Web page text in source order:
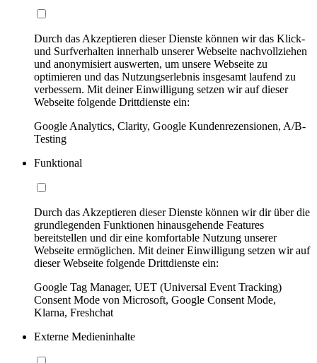
Durch das Akzeptieren dieser Dienste können wir das Klick-
und Surfverhalten innerhalb unserer Webseite nachvollziehen
und anonymisiert auswerten, um unsere Webseite zu
optimieren und das Nutzungserlebnis insgesamt laufend zu
verbessern. Mit deiner Einwilligung setzen wir auf dieser
Webseite folgende Drittdienste ein:
Google Analytics, Clarity, Google Kundenrezensionen, A/B-
Testing
Funktional
Durch das Akzeptieren dieser Dienste können wir dir über die
grundlegenden Funktionen hinausgehende Features
bereitstellen und dir eine komfortable Nutzung unserer
Webseite ermöglichen. Mit deiner Einwilligung setzen wir auf
dieser Webseite folgende Drittdienste ein:
Google Tag Manager, UET (Universal Event Tracking)
Consent Mode von Microsoft, Google Consent Mode,
Klarna, Freshchat
Externe Medieninhalte